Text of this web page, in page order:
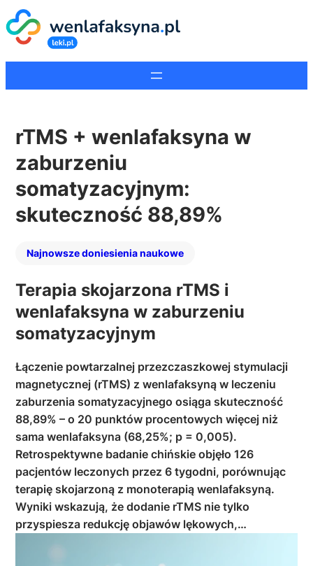
rTMS + wenlafaksyna w
zaburzeniu
somatyzacyjnym:
skuteczność 88,89%
Najnowsze doniesienia naukowe
Terapia skojarzona rTMS i
wenlafaksyna w zaburzeniu
somatyzacyjnym
Łączenie powtarzalnej przezczaszkowej stymulacji
magnetycznej (rTMS) z wenlafaksyną w leczeniu
zaburzenia somatyzacyjnego osiąga skuteczność
88,89% – o 20 punktów procentowych więcej niż
sama wenlafaksyna (68,25%; p = 0,005).
Retrospektywne badanie chińskie objęło 126
pacjentów leczonych przez 6 tygodni, porównując
terapię skojarzoną z monoterapią wenlafaksyną.
Wyniki wskazują, że dodanie rTMS nie tylko
przyspiesza redukcję objawów lękowych,…